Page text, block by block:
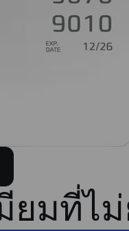
ยมที่ไ